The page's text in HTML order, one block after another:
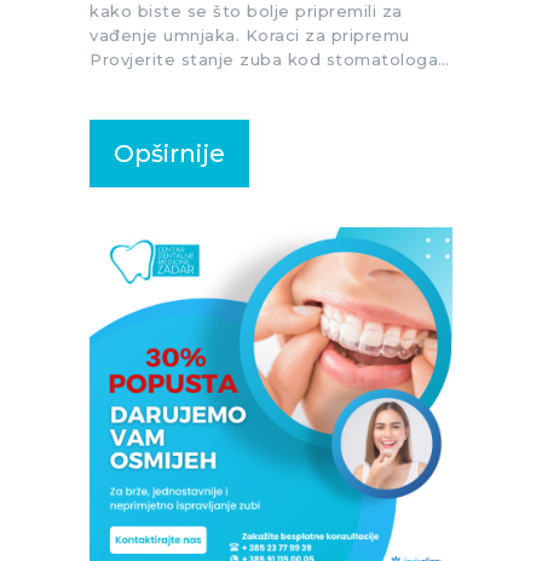
kako biste se što bolje pripremili za
vađenje umnjaka. Koraci za pripremu
Provjerite stanje zuba kod stomatologa…
Opširnije